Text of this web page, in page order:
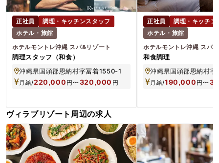
正社員
調理・キッチンスタッフ
ホテル・旅館
ホテルモントレ沖縄 スパ&リゾート
調理スタッフ（和食）
沖縄県国頭郡恩納村字冨着1550-1
月給/220,000 円〜320,000 円
正社員
調理・キッチン
ホテル・旅館
ホテルモントレ沖縄 スパ&
和食調理
沖縄県国頭郡恩納村
月給/190,000 円〜
ヴィラブリゾート周辺の求人